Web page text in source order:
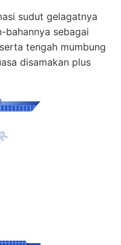
sudut gelagatnya
bahannya sebagai
tengah mumbung
disamakan plus